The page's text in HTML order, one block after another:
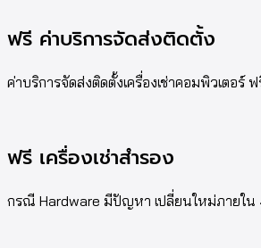
ฟรี ค่าบริการจัดส่งติดตั้ง
ค่าบริการจัดส่งติดตั้งเครื่องเช่าคอมพิวเตอร์
ฟรี เครื่องเช่าสำรอง
กรณี Hardware มีปัญหา เปลี่ยนใหม่ภายใน